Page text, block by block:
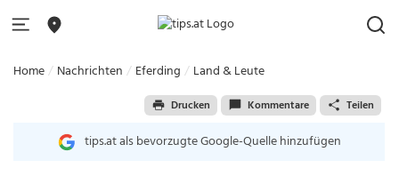
Home Nachrichten Eferding Land & Leute
Drucken Kommentare Teilen
tips.at als bevorzugte Google-Quelle hinzufügen